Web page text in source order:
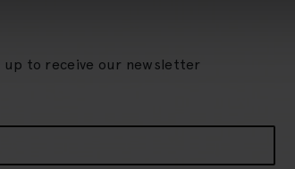
to receive our newsletter